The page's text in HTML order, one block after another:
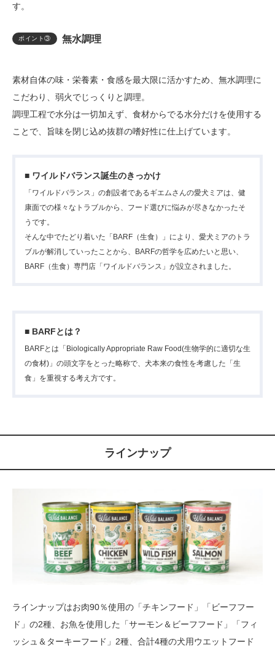
す。
ポイント③ 無水調理
素材自体の味・栄養素・食感を最大限に活かすため、無水調理に
こだわり、弱火でじっくりと調理。
調理工程で水分は一切加えず、食材からでる水分だけを使用する
ことで、旨味を閉じ込め抜群の嗜好性に仕上げています。
■ ワイルドバランス誕生のきっかけ
「ワイルドバランス」の創設者であるギエムさんの愛犬ミアは、健
康面での様々なトラブルから、フード選びに悩みが尽きなかったそ
うです。
そんな中でたどり着いた「BARF（生食）」により、愛犬ミアのトラ
ブルが解消していったことから、BARFの哲学を広めたいと思い、
BARF（生食）専門店「ワイルドバランス」が設立されました。
■ BARFとは？
BARFとは「Biologically Appropriate Raw Food(生物学的に適切な生
の食材)」の頭文字をとった略称で、犬本来の食性を考慮した「生
食」を重視する考え方です。
ラインナップ
ラインナップはお肉90％使用の「チキンフード」「ビーフフー
ド」の2種、お魚を使用した「サーモン＆ビーフフード」「フィ
ッシュ＆ターキーフード」2種、合計4種の犬用ウエットフード